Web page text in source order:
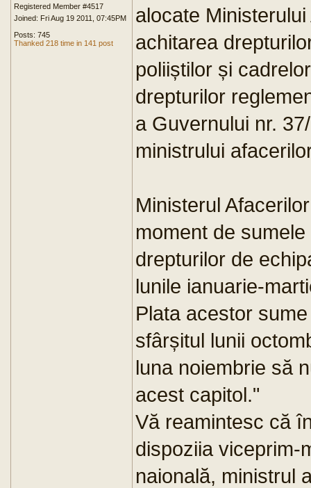
Registered Member #4517
Joined: Fri Aug 19 2011, 07:45PM
Posts: 745
Thanked 218 time in 141 post
alocate
achitarea
poliiștilor și
drepturilor
a Guvernului nr.
ministrului
Ministerul
moment de
drepturilor de
lunile ianuarie-
Plata acestor
sfârșitul lunii
luna noiembrie să
acest capitol."
Vă reamintesc că
dispoziia viceprim-
naională, ministrul